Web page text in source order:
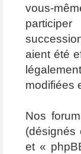
vous-
aient été
modifiées
Nos
(désignés
et «